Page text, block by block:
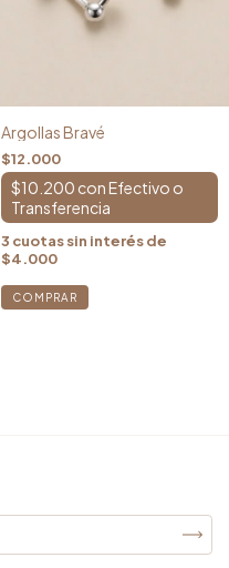
Argollas Bravé
$12.000
$10.200 con
3 cuotas sin interés de
$4.000